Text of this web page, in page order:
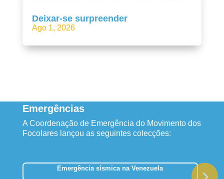
Deixar-se surpreender
Ago 1, 2026
Emergências
A Coordenação de Emergência do Movimento dos
Focolares lançou as seguintes colecções:
Emergência sísmica na Venezuela